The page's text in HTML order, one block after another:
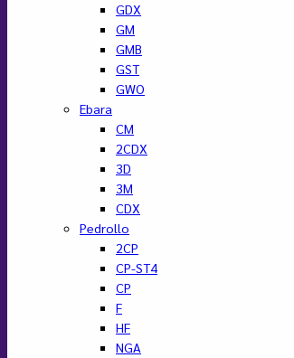
GDX
GM
GMB
GST
GWO
Ebara
CM
2CDX
3D
3M
CDX
Pedrollo
2CP
CP-ST4
CP
F
HF
NGA